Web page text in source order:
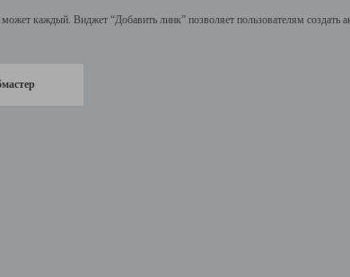
каждый. Виджет “Добавить линк” позволяет пользователям создать